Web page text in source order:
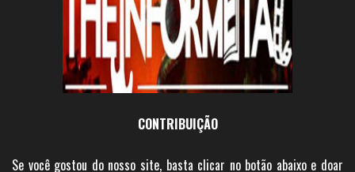
CONTRIBUIÇÃO
Se você gostou do nosso site, basta clicar no botão abaixo e doar